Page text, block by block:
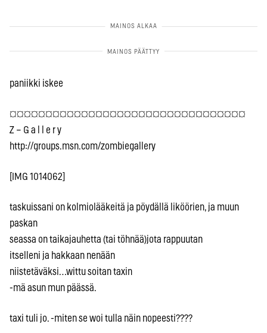
paniikki iskee
¤¤¤¤¤¤¤¤¤¤¤¤¤¤¤¤¤¤¤¤¤¤¤¤¤¤¤¤¤¤¤¤¤
Z – G a l l e r y
http://groups.msn.com/zombiegallery
[IMG 1014062]
taskuissani on kolmiolääkeitä ja pöydällä liköörien, ja muun
paskan
seassa on taikajauhetta (tai töhnää)jota rappuutan
itselleni ja hakkaan nenään
niistetäväksi…wittu soitan taxin
-mä asun mun päässä.
taxi tuli jo. -miten se woi tulla näin nopeesti????